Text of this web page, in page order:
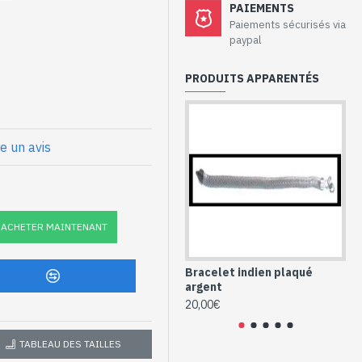
21.5cm approx
MET-109)
un avis
ACHETER MAINTENANT
TABLEAU DES TAILLES
PAIEMENTS
Paiements sécurisés via
paypal
PRODUITS APPARENTÉS
Bracelet indien plaqué
argent
20,00€